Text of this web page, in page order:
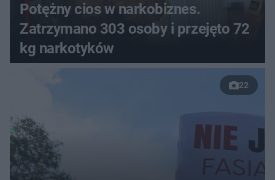
Potężny cios w narkobiznes.
Zatrzymano 303 osoby i przejęto 72
kg narkotyków
22